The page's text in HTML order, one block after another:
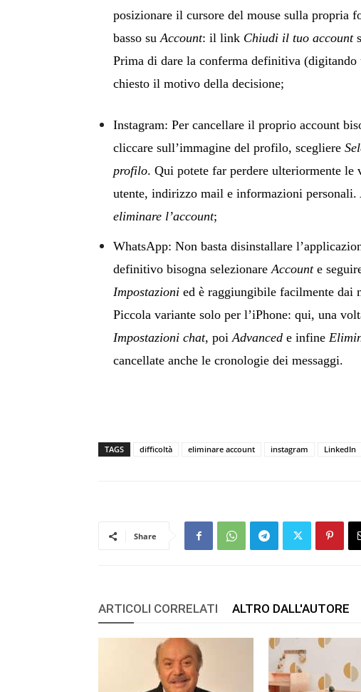
posizionare il cursore del mouse sulla propria
basso suAccount: il link Chiudi il tuo account
Prima di dare la conferma definitiva
chiesto il motivo della decisione;
Instagram: Per cancellare il proprio account
cliccare sull’immagine del profilo, scegliere
profilo. Qui potete far perdere ulteriormente le
utente, indirizzo mail e informazioni
eliminare l’account;
WhatsApp: Non basta disinstallare
definitivo bisogna selezionareAccounte
Impostazioni ed è raggiungibile facilmente dai
Piccola variante solo per l’iPhone: qui, una
Impostazioni chat, poiAdvanced e infine
cancellate anche le cronologie dei messaggi.
TAGS difficoltà eliminare account instagram LinkedIn
Share
ARTICOLI CORRELATI ALTRO DALL'AUTORE